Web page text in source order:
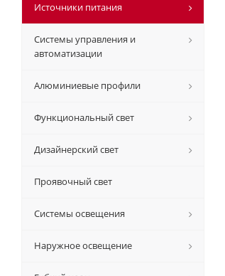
Источники питания
Системы управления и
автоматизации
Алюминиевые профили
Функциональный свет
Дизайнерский свет
Проявочный свет
Системы освещения
Наружное освещение